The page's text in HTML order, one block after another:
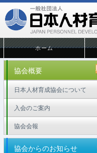
ホーム
協会概要
日本人材育成協会について
入会のご案内
協会会報
協会からのお知らせ